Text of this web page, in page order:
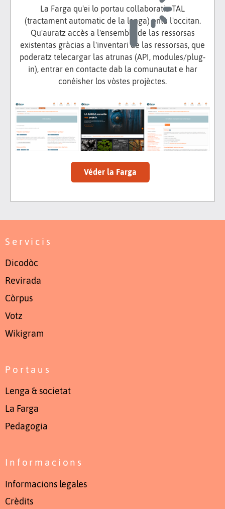
La Farga qu'ei lo portau collaboratiu TAL
(tractament automatic de la lenga) entà l'occitan.
Qu'auratz accès a l'ensemble de las ressorsas
existentas gràcias a l'inventari de las ressorsas, que
poderatz telecargar las atrunas (API, modules/plug-
in), entrar en contacte dab la comunautat e har
conéisher los vòstes projèctes.
Véder la Farga
Servicis
Dicodòc
Revirada
Còrpus
Votz
Wikigram
Portaus
Lenga & societat
La Farga
Pedagogia
Informacions
Informacions legales
Crèdits